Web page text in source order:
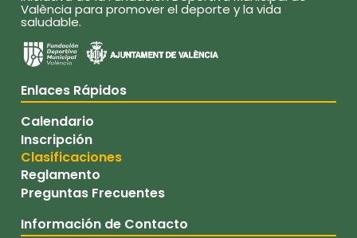
València para promover el deporte y la vida
saludable.
Enlaces Rápidos
Calendario
Inscripción
Clasificaciones
Reglamento
Preguntas Frecuentes
Información de Contacto